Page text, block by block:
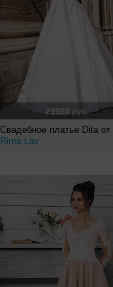
29900 руб.
Свадебное платье Dita от
Rima Lav